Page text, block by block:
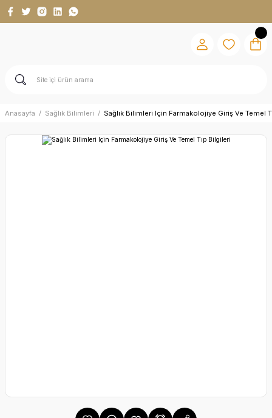
Anasayfa Sağlık Bilimleri Sağlık Bilimleri Için Farmakolojiye Giriş Ve Temel